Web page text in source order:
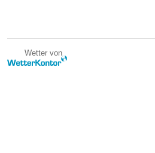
Wetter von